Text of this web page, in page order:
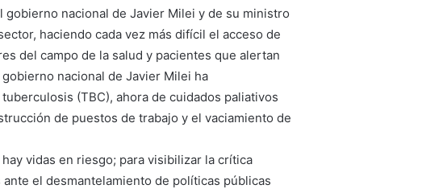
nacional de Javier Milei y de su ministro
haciendo cada vez más difícil el acceso de
del campo de la salud y pacientes que alertan
nacional de Javier Milei ha
(TBC), ahora de cuidados paliativos
de puestos de trabajo y el vaciamiento de
vidas en riesgo; para visibilizar la crítica
el desmantelamiento de políticas públicas